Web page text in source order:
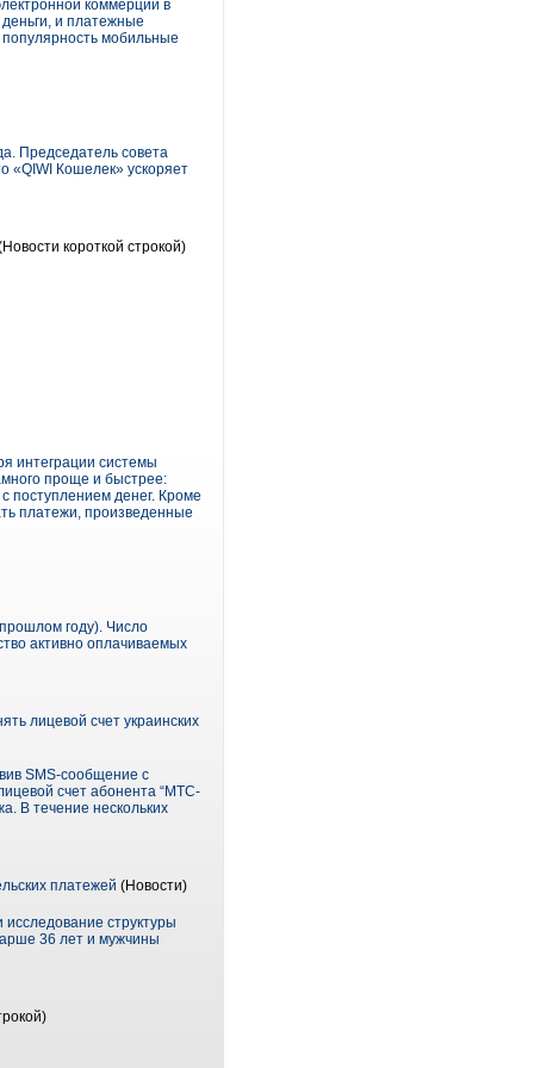
коммерции в
и платежные
мобильные
Председатель совета
«QIWI Кошелек» ускоряет
короткой строкой)
интеграции системы
проще и быстрее:
поступлением денег. Кроме
платежи, произведенные
году). Число
активно оплачиваемых
лицевой счет украинских
SMS-сообщение с
счет абонента “МТС-
В течение нескольких
платежей (Новости)
структуры
36 лет и мужчины